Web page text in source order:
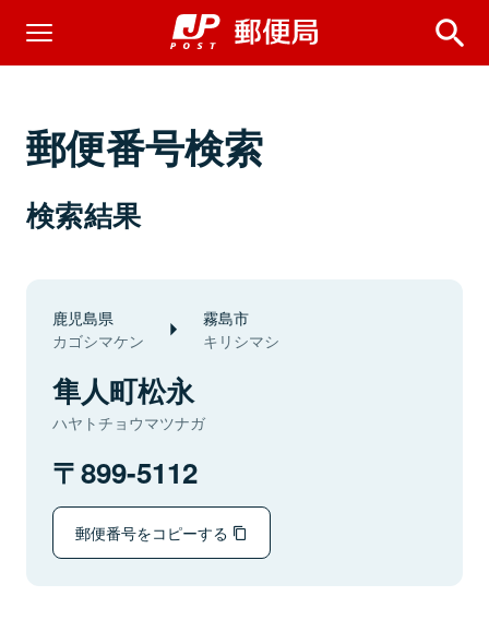
郵便番号検索
検索結果
鹿児島県
カゴシマケン
霧島市
キリシマシ
隼人町松永
ハヤトチョウマツナガ
899-5112
郵便番号をコピーする